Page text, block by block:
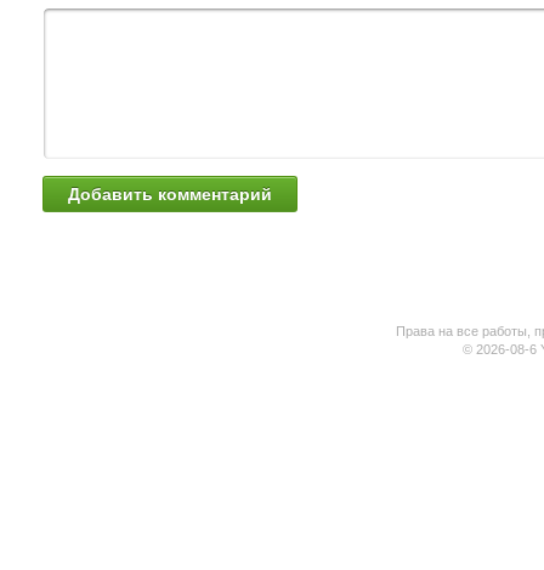
Права на все работы,
© 2026-08-6